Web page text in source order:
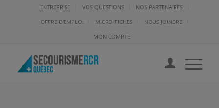
ENTREPRISE VOS QUESTIONS
NOS PARTENAIRES
OFFRE D’EMPLOI
MICRO-FICHES
NOUS JOINDRE
MON COMPTE